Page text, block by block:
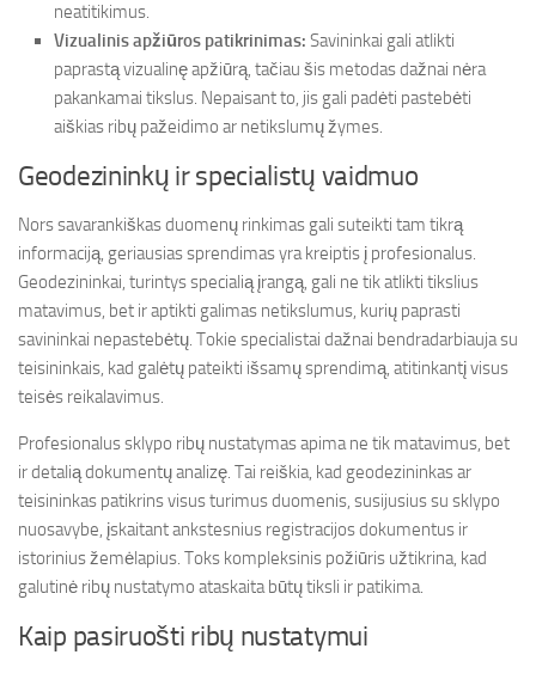
neatitikimus.
Vizualinis apžiūros patikrinimas: Savininkai gali atlikti
paprastą vizualinę apžiūrą, tačiau šis metodas dažnai nėra
pakankamai tikslus. Nepaisant to, jis gali padėti pastebėti
aiškias ribų pažeidimo ar netikslumų žymes.
Geodezininkų ir specialistų vaidmuo
Nors savarankiškas duomenų rinkimas gali suteikti tam tikrą
informaciją, geriausias sprendimas yra kreiptis į profesionalus.
Geodezininkai, turintys specialią įrangą, gali ne tik atlikti tikslius
matavimus, bet ir aptikti galimas netikslumus, kurių paprasti
savininkai nepastebėtų. Tokie specialistai dažnai bendradarbiauja su
teisininkais, kad galėtų pateikti išsamų sprendimą, atitinkantį visus
teisės reikalavimus.
Profesionalus sklypo ribų nustatymas apima ne tik matavimus, bet
ir detalią dokumentų analizę. Tai reiškia, kad geodezininkas ar
teisininkas patikrins visus turimus duomenis, susijusius su sklypo
nuosavybe, įskaitant ankstesnius registracijos dokumentus ir
istorinius žemėlapius. Toks kompleksinis požiūris užtikrina, kad
galutinė ribų nustatymo ataskaita būtų tiksli ir patikima.
Kaip pasiruošti ribų nustatymui